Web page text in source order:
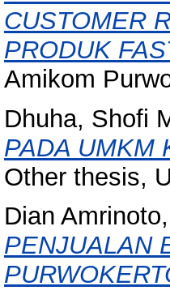
CUSTOMER
PRODUK
Amikom
Dhuha, Shofi
PADA UMKM
Other thesis,
Dian
PENJUALAN